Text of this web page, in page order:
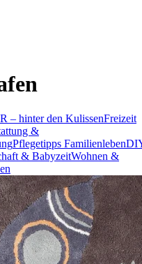
– hinter den KulissenFreizeit
&
Pflegetipps Familienleben
& BabyzeitWohnen &